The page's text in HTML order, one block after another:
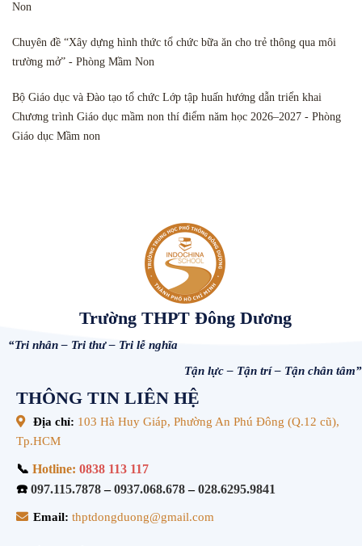
Non
Chuyên đề “Xây dựng hình thức tổ chức bữa ăn cho trẻ thông qua môi
trường mở” - Phòng Mầm Non
Bộ Giáo dục và Đào tạo tổ chức Lớp tập huấn hướng dẫn triển khai
Chương trình Giáo dục mầm non thí điểm năm học 2026–2027 - Phòng
Giáo dục Mầm non
Trường THPT Đông Dương
“Tri nhân – Tri thư – Tri lễ nghĩa
Tận lực – Tận trí – Tận chân tâm”
THÔNG TIN LIÊN HỆ
Địa chỉ: 103 Hà Huy Giáp, Phường An Phú Đông (Q.12 cũ),
Tp.HCM
📞 Hotline: 0838 113 117
☎️ 097.115.7878–0937.068.678–028.6295.9841
Email: thptdongduong@gmail.com